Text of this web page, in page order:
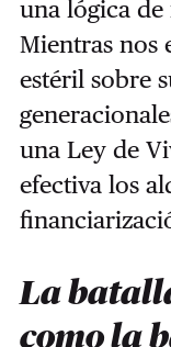
una lógica
Mientras nos
estéril sobre
una Ley de
efectiva los
La
como la